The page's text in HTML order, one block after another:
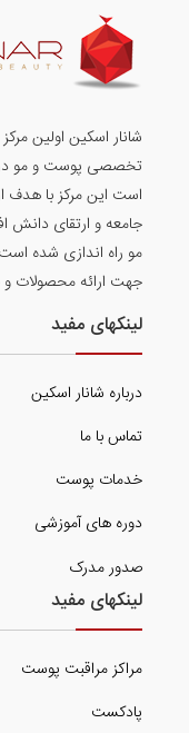
شانار اسکین اولین
است این مرکز با هدف
جامعه و ارتقای
مو راه اندازی شده
جهت ارائه محصولات
لینکهای مفید
درباره شانار اسکین
تماس با ما
خدمات پوست
دوره های آموزشی
صدور مدرک
لینکهای مفید
مراکز مراقبت پوست
پادکست